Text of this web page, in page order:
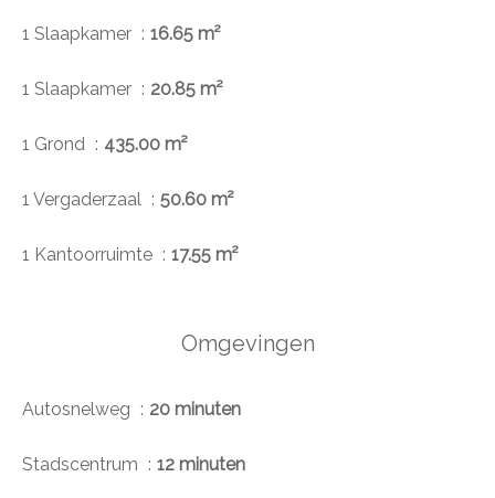
1 Slaapkamer 16.65 m²
1 Slaapkamer 20.85 m²
1 Grond 435.00 m²
1 Vergaderzaal 50.60 m²
1 Kantoorruimte 17.55 m²
Omgevingen
Autosnelweg 20 minuten
Stadscentrum 12 minuten